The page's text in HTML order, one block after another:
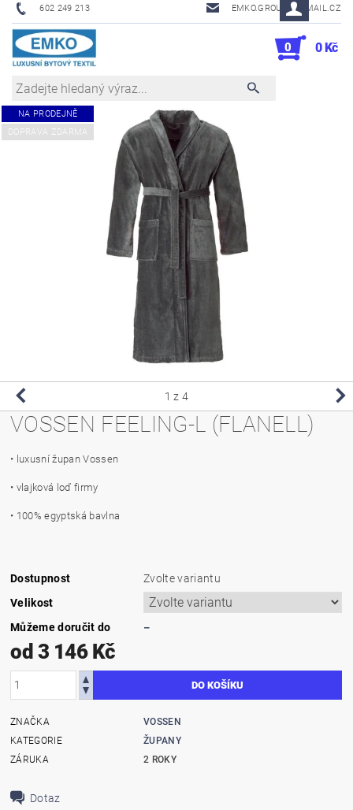
602 249 213 EMKO.GROUSL@EMAIL.CZ
0 0 Kč
NA PRODEJNĚ
DOPRAVA ZDARMA
1 z 4
VOSSEN FEELING-L (FLANELL)
• luxusní župan Vossen
• vlajková loď firmy
• 100% egyptská bavlna
Dostupnost
Zvolte variantu
Velikost
Můžeme doručit do
–
od 3 146 Kč
ZNAČKA
VOSSEN
KATEGORIE
ŽUPANY
ZÁRUKA
2 ROKY
Dotaz